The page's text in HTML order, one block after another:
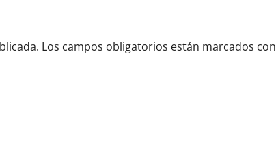
Los campos obligatorios están marcados con